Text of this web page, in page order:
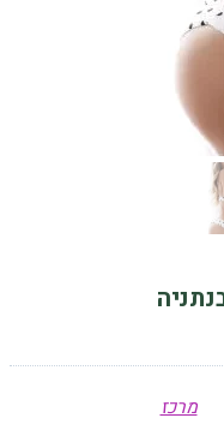
מרכז